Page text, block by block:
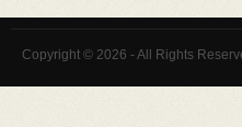
Copyright © 2026 - All Rights